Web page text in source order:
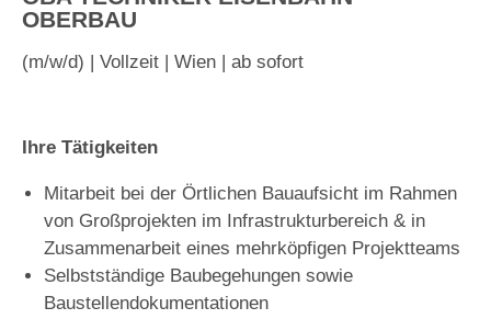
OBERBAU
(m/w/d) | Vollzeit | Wien | ab sofort
Ihre Tätigkeiten
Mitarbeit bei der Örtlichen Bauaufsicht im Rahmen
von Großprojekten im Infrastrukturbereich & in
Zusammenarbeit eines mehrköpfigen Projektteams
Selbstständige Baubegehungen sowie
Baustellendokumentationen